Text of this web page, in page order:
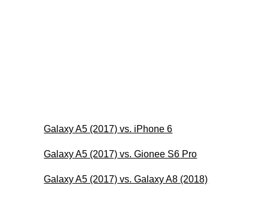
Galaxy A5 (2017) vs. iPhone 6
Galaxy A5 (2017) vs. Gionee S6 Pro
Galaxy A5 (2017) vs. Galaxy A8 (2018)